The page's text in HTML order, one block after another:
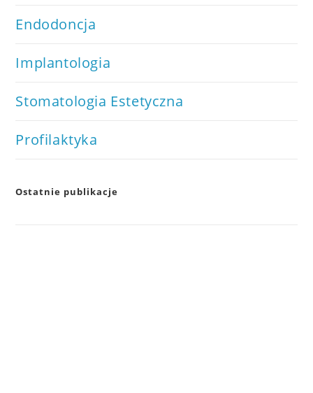
Endodoncja
Implantologia
Stomatologia Estetyczna
Profilaktyka
Ostatnie publikacje